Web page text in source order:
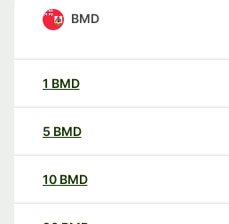
BMD
1 BMD
5 BMD
10 BMD